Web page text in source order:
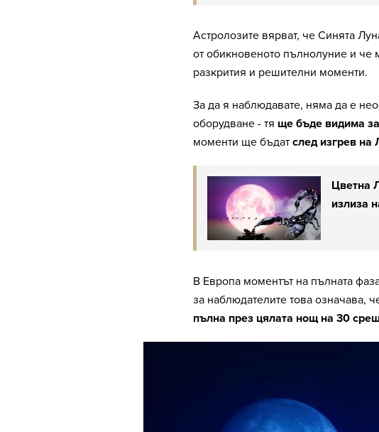
Астролозите вярват, че Синята
от обикновеното пълнолуние и
разкрития и решителни моменти.
За да я наблюдавате, няма да е
оборудване - тя ще бъде видима
моменти ще бъдат след изгрев на
Цветна
излиза
В Европа моментът на пълната
за наблюдателите това означава,
пълна през цялата нощ на 30